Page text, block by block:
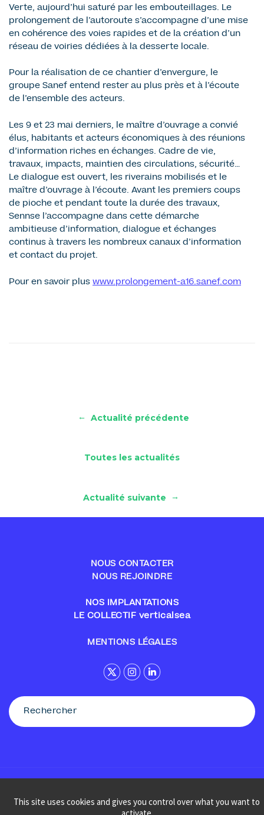
Verte, aujourd’hui saturé par les embouteillages. Le
prolongement de l’autoroute s’accompagne d’une mise
en cohérence des voies rapides et de la création d’un
réseau de voiries dédiées à la desserte locale.
Pour la réalisation de ce chantier d’envergure, le
groupe Sanef entend rester au plus près et à l’écoute
de l’ensemble des acteurs.
Les 9 et 23 mai derniers, le maître d’ouvrage a convié
élus, habitants et acteurs économiques à des réunions
d’information riches en échanges. Cadre de vie,
travaux, impacts, maintien des circulations, sécurité…
Le dialogue est ouvert, les riverains mobilisés et le
maître d’ouvrage à l’écoute. Avant les premiers coups
de pioche et pendant toute la durée des travaux,
Sennse l’accompagne dans cette démarche
ambitieuse d’information, dialogue et échanges
continus à travers les nombreux canaux d’information
et contact du projet.
Pour en savoir plus www.prolongement-a16.sanef.com
← Actualité précédente
Toutes les actualités
Actualité suivante →
NOUS CONTACTER
NOUS REJOINDRE
NOS IMPLANTATIONS
LE COLLECTIF verticalsea
MENTIONS LÉGALES
This site uses cookies and gives you control over what you want to